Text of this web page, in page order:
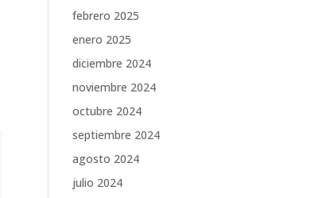
febrero 2025
enero 2025
diciembre 2024
noviembre 2024
octubre 2024
septiembre 2024
agosto 2024
julio 2024